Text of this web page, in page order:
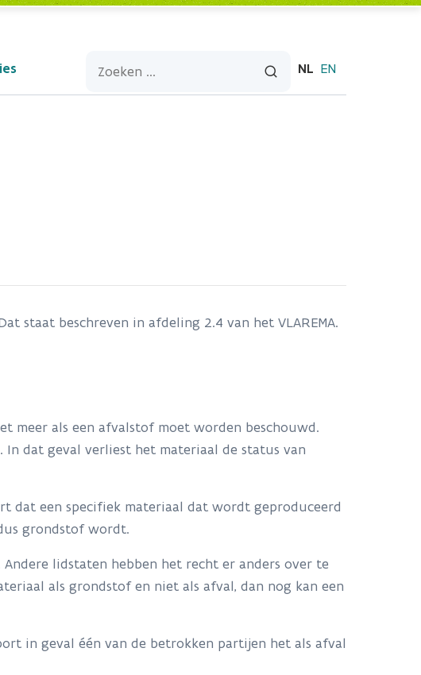
NL EN
staat beschreven in afdeling 2.4 van het VLAREMA.
meer als een afvalstof moet worden beschouwd.
dat geval verliest het materiaal de status van
dat een specifiek materiaal dat wordt geproduceerd
grondstof wordt.
lidstaten hebben het recht er anders over te
als grondstof en niet als afval, dan nog kan een
in geval één van de betrokken partijen het als afval